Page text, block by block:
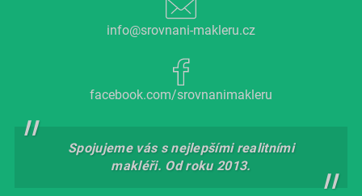
info@srovnani-makleru.cz
facebook.com/srovnanimakleru
Spojujeme vás s nejlepšími realitními
makléři. Od roku 2013.